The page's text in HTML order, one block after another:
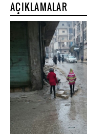
AÇIKLAMALAR